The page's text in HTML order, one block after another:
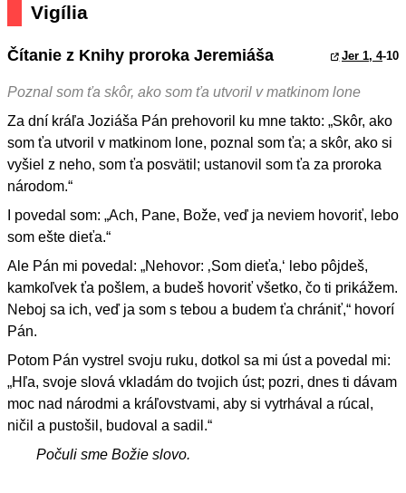
Vigília
Čítanie z Knihy proroka Jeremiáša Jer 1, 4-10
Poznal som ťa skôr, ako som ťa utvoril v matkinom lone
Za dní kráľa Joziáša Pán prehovoril ku mne takto: „Skôr, ako
som ťa utvoril v matkinom lone, poznal som ťa; a skôr, ako si
vyšiel z neho, som ťa posvätil; ustanovil som ťa za proroka
národom.“
I povedal som: „Ach, Pane, Bože, veď ja neviem hovoriť, lebo
som ešte dieťa.“
Ale Pán mi povedal: „Nehovor: ‚Som dieťa,‘ lebo pôjdeš,
kamkoľvek ťa pošlem, a budeš hovoriť všetko, čo ti prikážem.
Neboj sa ich, veď ja som s tebou a budem ťa chrániť,“ hovorí
Pán.
Potom Pán vystrel svoju ruku, dotkol sa mi úst a povedal mi:
„Hľa, svoje slová vkladám do tvojich úst; pozri, dnes ti dávam
moc nad národmi a kráľovstvami, aby si vytrhával a rúcal,
ničil a pustošil, budoval a sadil.“
Počuli sme Božie slovo.